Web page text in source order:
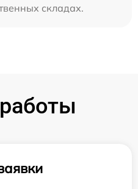
складах.